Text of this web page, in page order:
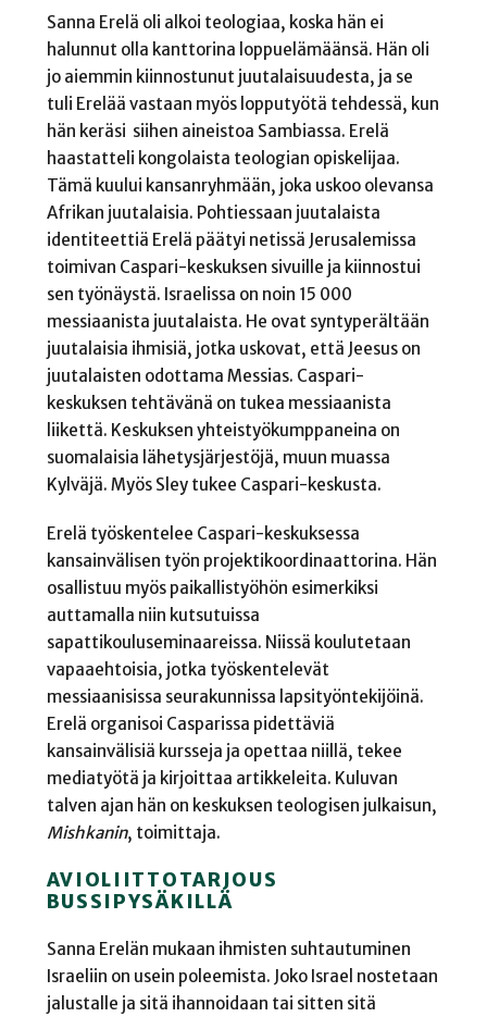
Sanna Erelä oli alkoi teologiaa, koska hän ei
halunnut olla kanttorina loppuelämäänsä. Hän oli
jo aiemmin kiinnostunut juutalaisuudesta, ja se
tuli Erelää vastaan myös lopputyötä tehdessä, kun
hän keräsi siihen aineistoa Sambiassa. Erelä
haastatteli kongolaista teologian opiskelijaa.
Tämä kuului kansanryhmään, joka uskoo olevansa
Afrikan juutalaisia. Pohtiessaan juutalaista
identiteettiä Erelä päätyi netissä Jerusalemissa
toimivan Caspari-keskuksen sivuille ja kiinnostui
sen työnäystä. Israelissa on noin 15 000
messiaanista juutalaista. He ovat syntyperältään
juutalaisia ihmisiä, jotka uskovat, että Jeesus on
juutalaisten odottama Messias. Caspari-
keskuksen tehtävänä on tukea messiaanista
liikettä. Keskuksen yhteistyökumppaneina on
suomalaisia lähetysjärjestöjä, muun muassa
Kylväjä. Myös Sley tukee Caspari-keskusta.
Erelä työskentelee Caspari-keskuksessa
kansainvälisen työn projektikoordinaattorina. Hän
osallistuu myös paikallistyöhön esimerkiksi
auttamalla niin kutsutuissa
sapattikouluseminaareissa. Niissä koulutetaan
vapaaehtoisia, jotka työskentelevät
messiaanisissa seurakunnissa lapsityöntekijöinä.
Erelä organisoi Casparissa pidettäviä
kansainvälisiä kursseja ja opettaa niillä, tekee
mediatyötä ja kirjoittaa artikkeleita. Kuluvan
talven ajan hän on keskuksen teologisen julkaisun,
Mishkanin, toimittaja.
AVIOLIITTOTARJOUS
BUSSIPYSÄKILLÄ
Sanna Erelän mukaan ihmisten suhtautuminen
Israeliin on usein poleemista. Joko Israel nostetaan
jalustalle ja sitä ihannoidaan tai sitten sitä